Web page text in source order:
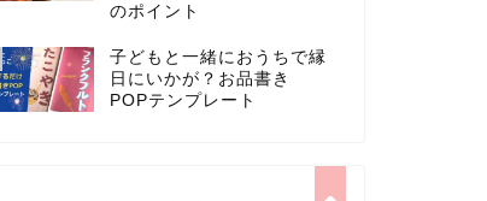
のポイント
子どもと一緒におうちで縁
日にいかが？お品書き
POPテンプレート